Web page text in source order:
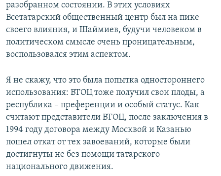
разобранном состоянии. В этих условиях
Всетатарский общественный центр был на пике
своего влияния, и Шаймиев, будучи человеком в
политическом смысле очень проницательным,
воспользовался этим аспектом.
Я не скажу, что это была попытка одностороннего
использования: ВТОЦ тоже получил свои плоды, а
республика – преференции и особый статус. Как
считают представители ВТОЦ, после заключения в
1994 году договора между Москвой и Казанью
пошел откат от тех завоеваний, которые были
достигнуты не без помощи татарского
национального движения.